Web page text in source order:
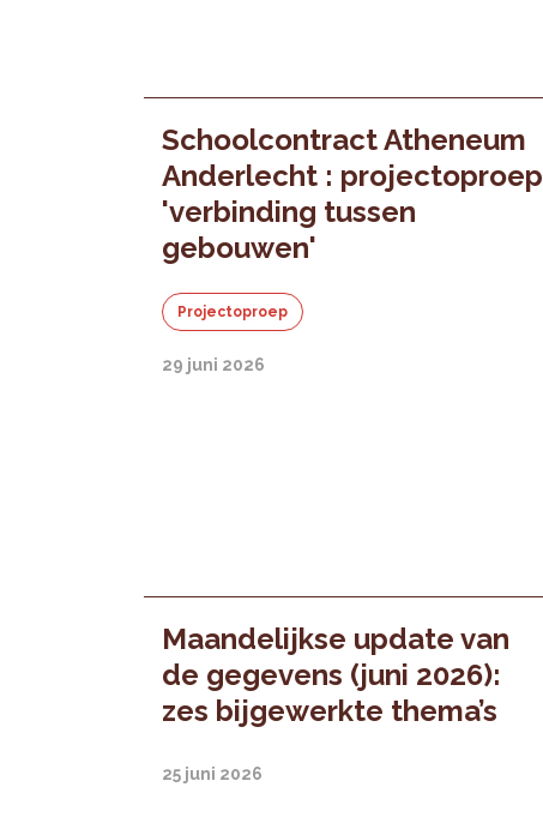
Schoolcontract Atheneum
Anderlecht : projectoproep
'verbinding tussen
gebouwen'
Projectoproep
29 juni 2026
Maandelijkse update van
de gegevens (juni 2026):
zes bijgewerkte thema’s
25 juni 2026